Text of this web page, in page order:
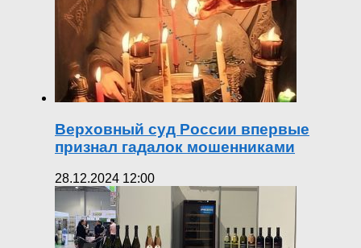
Верховный суд России впервые
признал гадалок мошенниками
28.12.2024 12:00